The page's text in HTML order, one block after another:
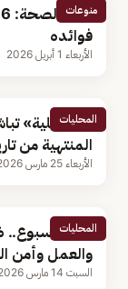
منوعات
فوائده
الأربعاء 1 أبريل 2026
المحليات
«الداخلية»
المنتهية من تاريخ 25 فبراير
الأربعاء 25 مارس 2026
المحليات
والعمل وأمن
السبت 14 مارس 2026